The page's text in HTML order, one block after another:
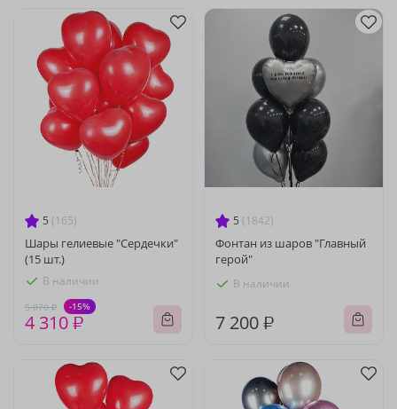
5 (165)
Шары гелиевые "Сердечки"
(15 шт.)
В наличии
5 070 ₽ -15%
4 310 ₽
5 (1842)
Фонтан из шаров "Главный
герой"
В наличии
7 200 ₽